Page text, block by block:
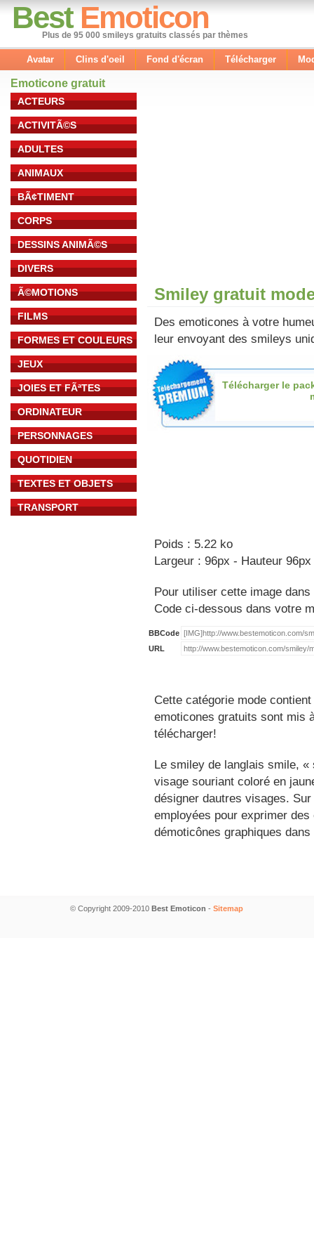
Best Emoticon
Plus de 95 000 smileys gratuits classés par thèmes
Avatar Clins d'oeil Fond d'écran Télécharger
Emoticone gratuit
ACTEURS
ACTIVITÃ©S
ADULTES
ANIMAUX
BÃ¢TIMENT
CORPS
DESSINS ANIMÃ©S
DIVERS
Ã©MOTIONS
FILMS
FORMES ET COULEURS
JEUX
JOIES ET FÃªTES
ORDINATEUR
PERSONNAGES
QUOTIDIEN
TEXTES ET OBJETS
TRANSPORT
Smiley gratuit
Des emoticones à votre
leur envoyant des smileys
Télécharger le
Poids : 5.22 ko
Largeur : 96px - Hauteur 96px
Pour utiliser cette image
Code ci-dessous dans votre
BBCode
URL
Cette catégorie mode
emoticones gratuits sont mis
télécharger!
Le smiley de langlais smile,
visage souriant coloré en
désigner dautres visages.
employées pour exprimer
démoticônes graphiques
© Copyright 2009-2010 Best Emoticon - Sitemap